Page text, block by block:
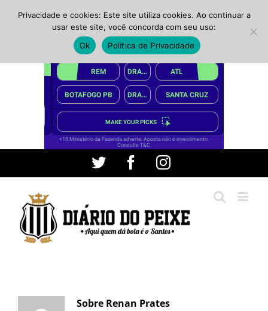
conteúdo
Twitter FacebookInstagram
Sobre Renan Prates
Privacidade e cookies: Este site utiliza cookies. Ao continuar a
usar este site, você concorda com seu uso:
Ok
Política de Privacidade